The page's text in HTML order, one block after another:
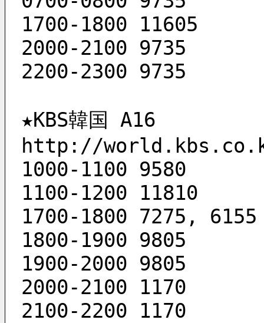
1700-1800 11605
2000-2100 9735
2200-2300 9735
★KBS韓国 A16
http://
1000-1100 9580
1100-1200 11810
1700-1800 7275, 6155
1800-1900 9805
1900-2000 9805
2000-2100 1170
2100-2200 1170